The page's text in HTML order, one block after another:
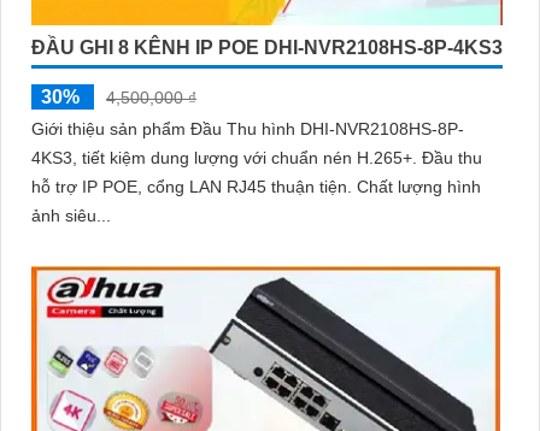
ĐẦU GHI 8 KÊNH IP POE DHI-NVR2108HS-8P-4KS3
30%
4,500,000 ₫
Giới thiệu sản phẩm Đầu Thu hình DHI-NVR2108HS-8P-
4KS3, tiết kiệm dung lượng với chuẩn nén H.265+. Đầu thu
hỗ trợ IP POE, cổng LAN RJ45 thuận tiện. Chất lượng hình
ảnh siêu...